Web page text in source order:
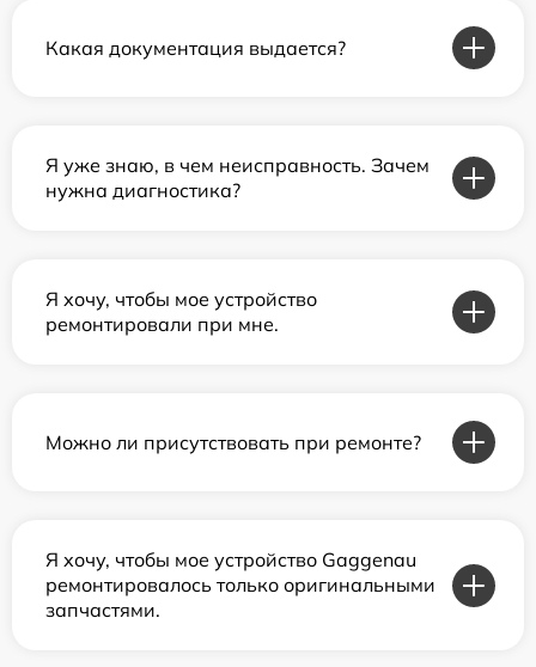
Какая документация выдается?
Я уже знаю, в чем неисправность. Зачем
нужна диагностика?
Я хочу, чтобы мое устройство
ремонтировали при мне.
Можно ли присутствовать при ремонте?
Я хочу, чтобы мое устройство Gaggenau
ремонтировалось только оригинальными
запчастями.